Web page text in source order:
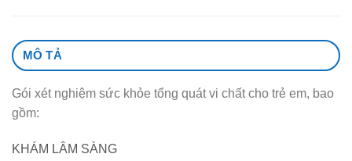
MÔ TẢ
Gói xét nghiệm sức khỏe tổng quát vi chất cho trẻ em, bao
gồm:
KHÁM LÂM SÀNG